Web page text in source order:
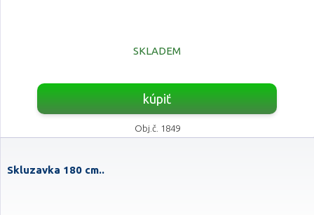
SKLADEM
kúpiť
Obj.č. 1849
Skluzavka 180 cm..